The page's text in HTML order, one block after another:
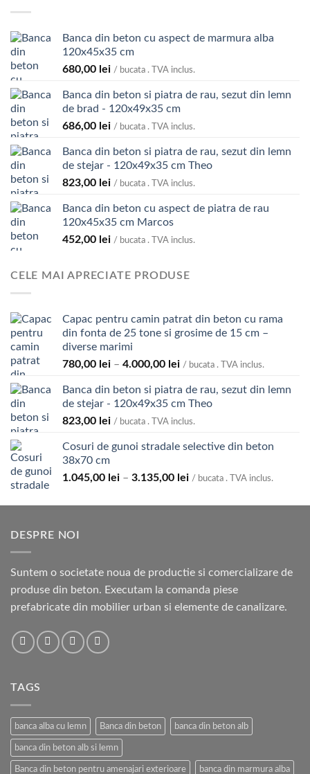
Banca din beton cu aspect de marmura alba
120x45x35 cm
680,00 lei / bucata . TVA inclus.
Banca din beton si piatra de rau, sezut din lemn
de brad - 120x49x35 cm
686,00 lei / bucata . TVA inclus.
Banca din beton si piatra de rau, sezut din lemn
de stejar - 120x49x35 cm Theo
823,00 lei / bucata . TVA inclus.
Banca din beton cu aspect de piatra de rau
120x45x35 cm Marcos
452,00 lei / bucata . TVA inclus.
CELE MAI APRECIATE PRODUSE
Capac pentru camin patrat din beton cu rama
din fonta de 25 tone si grosime de 15 cm –
diverse marimi
780,00 lei – 4.000,00 leiInterval
prețuri:
780,00 lei
până
4.000,00 lei
/ bucata . TVA inclus.
Banca din beton si piatra de rau, sezut din lemn
de stejar - 120x49x35 cm Theo
823,00 lei / bucata . TVA inclus.
Cosuri de gunoi stradale selective din beton
38x70 cm
1.045,00 lei – 3.135,00 leiInterval
prețuri:
/ bucata . TVA inclus.
DESPRE NOI
Suntem o societate noua de productie si comercializare de
produse din beton. Executam la comanda piese
prefabricate din mobilier urban si elemente de canalizare.
TAGS
banca alba cu lemn Banca din beton banca din beton alb
banca din beton alb si lemn
Banca din beton pentru amenajari exterioare banca din marmura alba